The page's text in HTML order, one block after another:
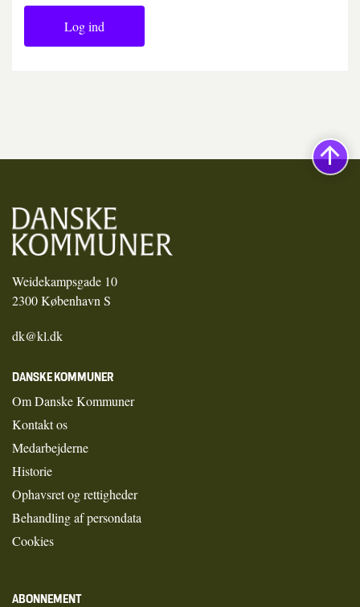
Log ind
Weidekampsgade 10
2300 København S
dk@kl.dk
DANSKE KOMMUNER
Om Danske Kommuner
Kontakt os
Medarbejderne
Historie
Ophavsret og rettigheder
Behandling af persondata
Cookies
ABONNEMENT